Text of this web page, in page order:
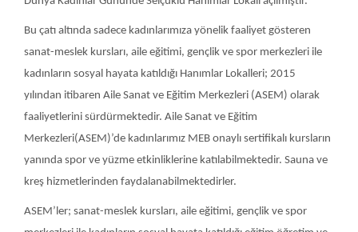
projesi olarak tanımlanabilir. Sosyal dokunun korunmasında
önemli görevler icra eden bu kurslar, sosyalleşme imkânı
bulamamış bireylerin yeni çevreler edindiği ve ruhsal
problemlerinin çözüme kavuştuğu rehabilite amaçlı terapi
merkezleri olarak da dikkat çekmektedir.
Konya Meslek Edindirme Kursları (KOMEK); “Halk Üniversitesi
kursiyeri Olmayan Kalmasın” misyonu ile yürürlüğe giren 2014
Belediyesi sorumluluk alanına giren bütün ilçelerde KOMEK ve